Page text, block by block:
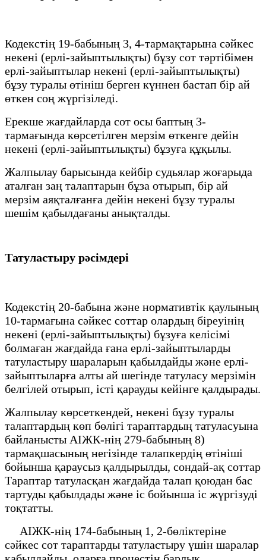
Кодекстің 19-бабының 3, 4-тармақтарына сәйкес
некені (ерлі-зайыптылықты) бұзу сот тәртібімен
ерлі-зайыптылар некені (ерлі-зайыптылықты)
бұзу туралы өтініш берген күннен бастап бір ай
өткен соң жүргізіледі.
Ерекше жағдайларда сот осы баптың 3-
тармағында көрсетілген мерзім өткенге дейін
некені (ерлі-зайыптылықты) бұзуға құқылы.
Жалпылау барысында кейбір судьялар жоғарыда
аталған заң талаптарын бұза отырып, бір ай
мерзім аяқталғанға дейін некені бұзу туралы
шешім қабылдағаны анықталды.
Татуластыру рәсімдері
Кодекстің 20-бабына және нормативтік қаулының
10-тармағына сәйкес соттар олардың біреуінің
некені (ерлі-зайыптылықты) бұзуға келісімі
болмаған жағдайда ғана ерлі-зайыптыларды
татуластыру шараларын қабылдайды және ерлі-
зайыптыларға алты ай шегінде татуласу мерзімін
белгілей отырып, істі қарауды кейінге қалдырады.
Жалпылау көрсеткендей, некені бұзу туралы
талаптардың көп бөлігі тараптардың татуласуына
байланысты АІЖК-нің 279-бабының 8)
тармақшасының негізінде талапкердің өтініші
бойынша қараусыз қалдырылды, сондай-ақ соттар
Тараптар татуласқан жағдайда талап қоюдан бас
тартуды қабылдады және іс бойынша іс жүргізуді
тоқтатты.
АІЖК-нің 174-бабының 1, 2-бөліктеріне
сәйкес сот тараптарды татуластыру үшін шаралар